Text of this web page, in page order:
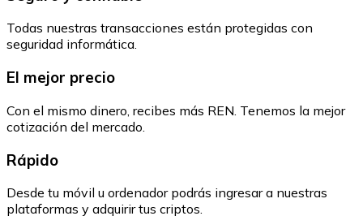
Todas nuestras transacciones están protegidas con
seguridad informática.
El mejor precio
Con el mismo dinero, recibes más REN. Tenemos la mejor
cotización del mercado.
Rápido
Desde tu móvil u ordenador podrás ingresar a nuestras
plataformas y adquirir tus criptos.